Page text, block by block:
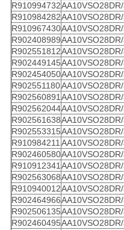
R910994732
R910984282
R910967430
R902408989
R902551812
R902449145
R902454050
R902551180
R902560891
R902562044
R902561638
R902553315
R910984211
R902460580
R910912341
R902563068
R910940012
R902464966
R902506135
R902460495